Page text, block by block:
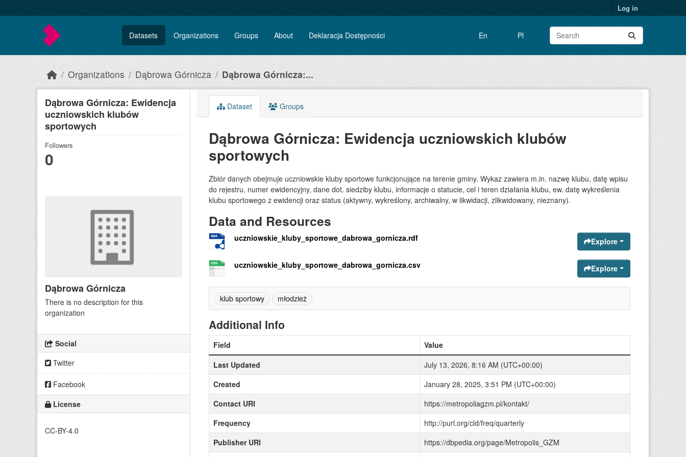
Log in
Datasets Organizations Groups About Deklaracja Dostępności En Pl
Organizations Dąbrowa Górnicza Dąbrowa Górnicza:...
Dąbrowa Górnicza: Ewidencja
uczniowskich klubów
sportowych
Followers
0
Dąbrowa Górnicza
There is no description for this
organization
Social
Twitter
Facebook
License
CC-BY-4.0
Dataset Groups
Dąbrowa Górnicza: Ewidencja uczniowskich klubów
sportowych
Zbiór danych obejmuje uczniowskie kluby sportowe funkcjonujące na terenie gminy. Wykaz zawiera m.in. nazwę klubu, datę wpisu
do rejestru, numer ewidencyjny, dane dot. siedziby klubu, informacje o statucie, cel i teren działania klubu, ew. datę wykreślenia
klubu sportowego z ewidencji oraz status (aktywny, wykreślony, archiwalny, w likwidacji, zlikwidowany, nieznany).
Data and Resources
uczniowskie_kluby_sportowe_dabrowa_gornicza.rdf Explore
uczniowskie_kluby_sportowe_dabrowa_gornicza.csv Explore
klub sportowy młodzież
Additional Info
Field
Value
Last Updated
July 13, 2026, 8:16 AM (UTC+00:00)
Created
January 28, 2025, 3:51 PM (UTC+00:00)
Contact URI
https://metropoliagzm.pl/kontakt/
Frequency
http://purl.org/cld/freq/quarterly
Publisher URI
https://dbpedia.org/page/Metropolis_GZM